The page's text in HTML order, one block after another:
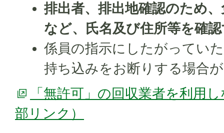
排出者、排出地確認のため
など、氏名及び住所等を確
係員の指示にしたがってい
持ち込みをお断りする場合
「無許可」の回収業者を利用
部リンク）